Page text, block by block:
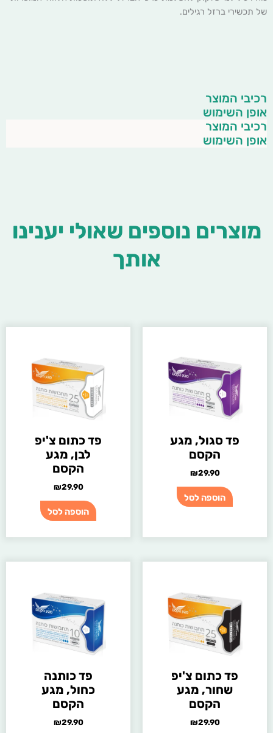
של תכשירי ברזל רגילים.
רכיבי המוצר
אופן השימוש
רכיבי המוצר
אופן השימוש
מוצרים נוספים שאולי יענינו
אותך
פד סגול, מגע
הקסם
₪29.90
הוספה לסל
פד כתום צ'יפ
לבן, מגע
הקסם
₪29.90
הוספה לסל
פד כתום צ'יפ
שחור, מגע
הקסם
₪29.90
פד כותנה
כחול, מגע
הקסם
₪29.90